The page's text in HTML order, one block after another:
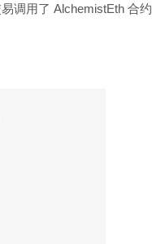
调用了 AlchemistEth 合约